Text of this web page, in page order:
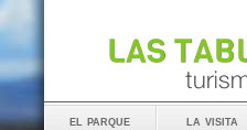
el parque la visita